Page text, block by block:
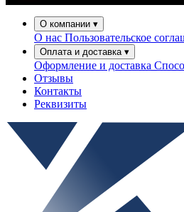
О компании ▾
О нас Пользовательское
Оплата и доставка ▾
Оформление и доставка
Отзывы
Контакты
Реквизиты